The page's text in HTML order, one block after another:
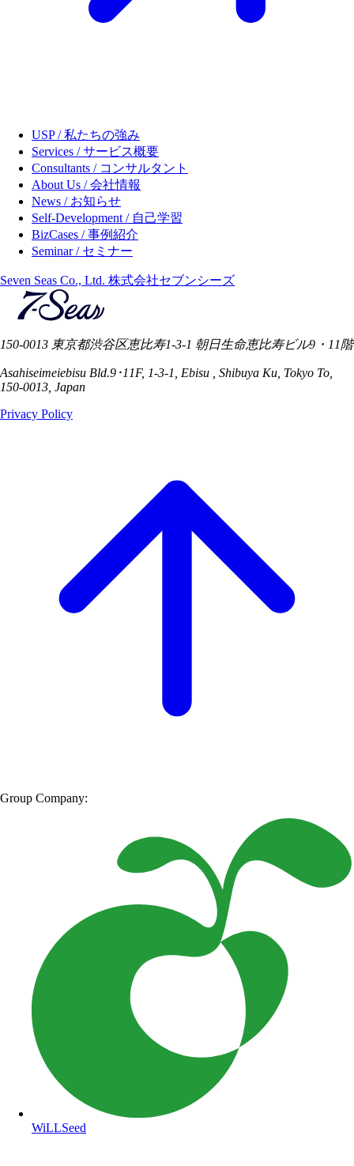
USP / 私たちの強み
Services / サービス概要
Consultants / コンサルタント
About Us / 会社情報
News / お知らせ
Self-Development / 自己学習
BizCases / 事例紹介
Seminar / セミナー
Seven Seas Co., Ltd. 株式会社セブンシーズ
150-0013 東京都渋谷区恵比寿1-3-1 朝日生命恵比寿ビル9・11階
Asahiseimeiebisu Bld.9･11F, 1-3-1, Ebisu , Shibuya Ku, Tokyo To,
150-0013, Japan
Privacy Policy
Group Company:
WiLLSeed